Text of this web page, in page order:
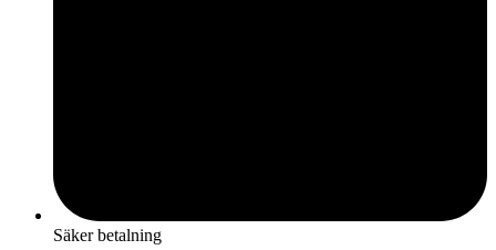
Säker betalning